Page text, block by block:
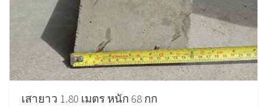
เสายาว 1.80 เมตร หนัก 68 กก